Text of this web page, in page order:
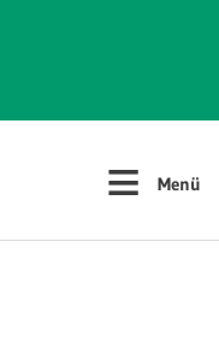
≡ Menü